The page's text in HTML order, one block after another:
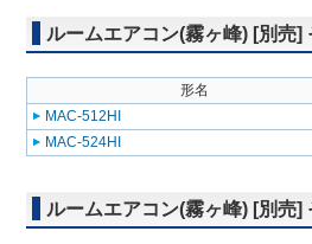
ルームエアコン(霧ヶ峰) [別売]
形名
MAC-512HI
MAC-524HI
ルームエアコン(霧ヶ峰) [別売]